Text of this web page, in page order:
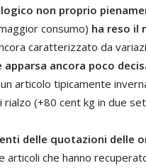
non proprio
consumo) ha reso
caratterizzato da
apparsa ancora poco
articolo tipicamente
rialzo (+80 cent kg in due
delle quotazioni delle
articoli che hanno